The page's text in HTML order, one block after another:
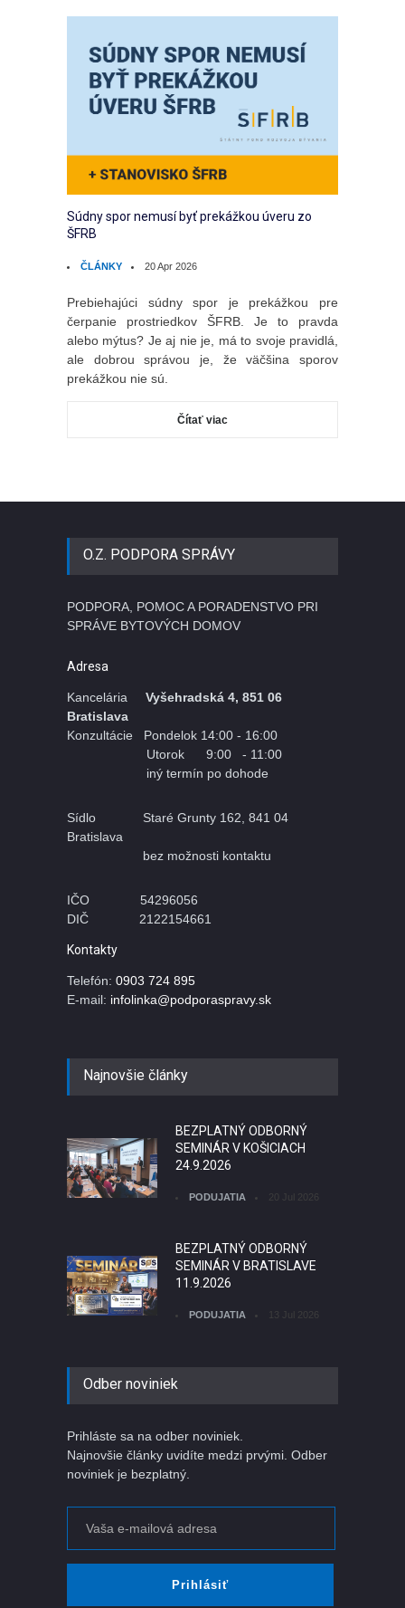
Súdny spor nemusí byť prekážkou úveru zo
ŠFRB
ČLÁNKY 20 Apr 2026
Prebiehajúci súdny spor je prekážkou pre
čerpanie prostriedkov ŠFRB. Je to pravda
alebo mýtus? Je aj nie je, má to svoje pravidlá,
ale dobrou správou je, že väčšina sporov
prekážkou nie sú.
Čítať viac
O.Z. PODPORA SPRÁVY
PODPORA, POMOC A PORADENSTVO PRI
SPRÁVE BYTOVÝCH DOMOV
Adresa
Kancelária Vyšehradská 4, 851 06
Bratislava
Konzultácie Pondelok 14:00 - 16:00
Utorok 9:00 - 11:00
iný termín po dohode
Sídlo Staré Grunty 162, 841 04
Bratislava
bez možnosti kontaktu
IČO 54296056
DIČ 2122154661
Kontakty
Telefón: 0903 724 895
E-mail: infolinka@podporaspravy.sk
Najnovšie články
BEZPLATNÝ ODBORNÝ
SEMINÁR V KOŠICIACH
24.9.2026
PODUJATIA 20 Jul 2026
BEZPLATNÝ ODBORNÝ
SEMINÁR V BRATISLAVE
11.9.2026
PODUJATIA 13 Jul 2026
INTELIGENCIA ZLÝ PÁN
Register jednotiek
ČLÁNKY 02 Aug 2026
Odber noviniek
Prihláste sa na odber noviniek.
Najnovšie články uvidíte medzi prvými. Odber
noviniek je bezplatný.
Prihlásiť